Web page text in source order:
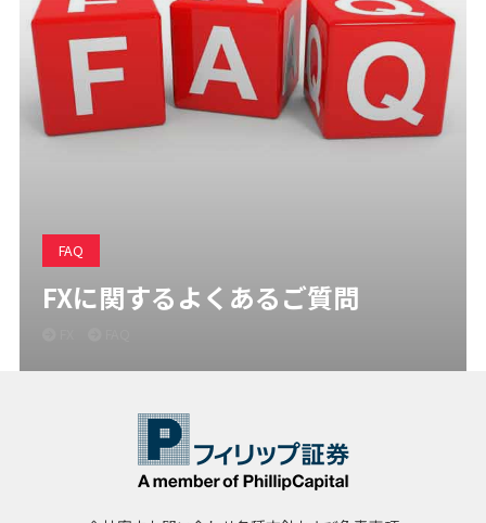
FAQ
FXに関するよくあるご質問